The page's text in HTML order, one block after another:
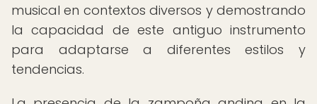
musical en contextos diversos y demostrando
la capacidad de este antiguo instrumento
para adaptarse a diferentes estilos y
tendencias.